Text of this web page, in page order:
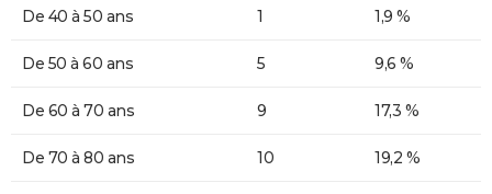
De 40 à 50 ans 1 1,9 %
De 50 à 60 ans 5 9,6 %
De 60 à 70 ans 9 17,3 %
De 70 à 80 ans 10 19,2 %